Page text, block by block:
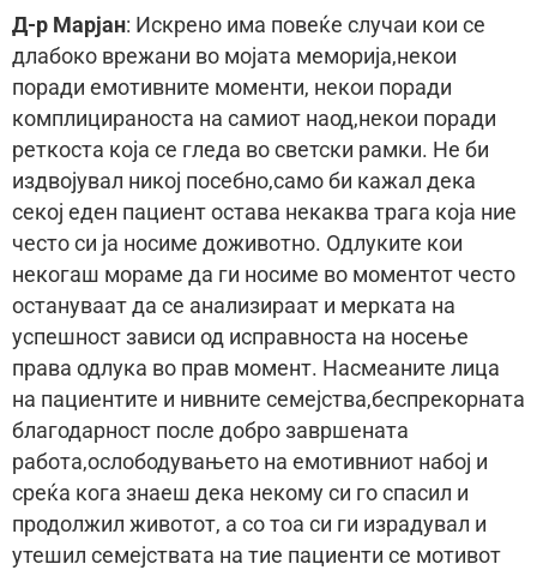
Д-р Марјан: Искрено има повеќе случаи кои се
длабоко врежани во мојата меморија,некои
поради емотивните моменти, некои поради
комплицираноста на самиот наод,некои поради
реткоста која се гледа во светски рамки. Не би
издвојувал никој посебно,само би кажал дека
секој еден пациент остава некаква трага која ние
често си ја носиме доживотно. Одлуките кои
некогаш мораме да ги носиме во моментот често
остануваат да се анализираат и мерката на
успешност зависи од исправноста на носење
права одлука во прав момент. Насмеаните лица
на пациентите и нивните семејства,беспрекорната
благодарност после добро завршената
работа,ослободувањето на емотивниот набој и
среќа кога знаеш дека некому си го спасил и
продолжил животот, а со тоа си ги израдувал и
утешил семејствата на тие пациенти се мотивот